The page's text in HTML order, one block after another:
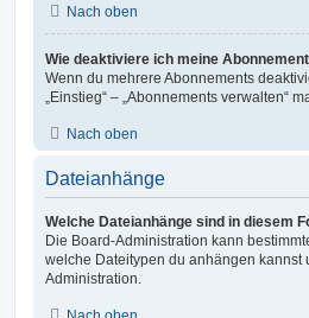
Nach oben
Wie deaktiviere ich meine
Wenn du mehrere Abonnements
„Einstieg“ – „Abonnements verwalten“
Nach oben
Dateianhänge
Welche Dateianhänge sind in diesem
Die Board-Administration kann
welche Dateitypen du anhängen kannst
Administration.